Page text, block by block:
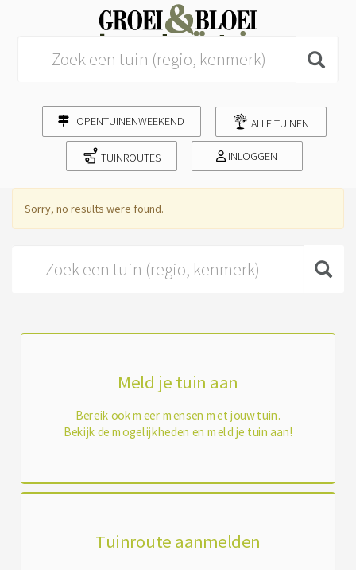
OPENTUINENWEEKEND ALLE TUINEN
TUINROUTES INLOGGEN
Sorry, no results were found.
Meld je tuin aan
Bereik ook meer mensen met jouw tuin.
Bekijk de mogelijkheden en meld je tuin aan!
Tuinroute aanmelden